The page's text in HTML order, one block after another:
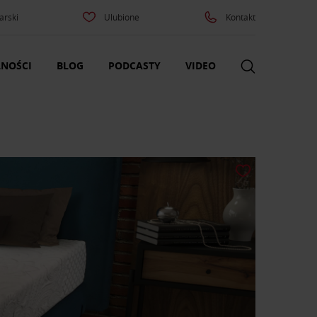
Ulubione Kontakt
BLOG PODCASTY VIDEO